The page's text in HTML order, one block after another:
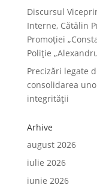
Discursul
Interne, Cătălin
Promoției
Poliție
Precizări legate
consolidarea
integrității
Arhive
august 2026
iulie 2026
iunie 2026